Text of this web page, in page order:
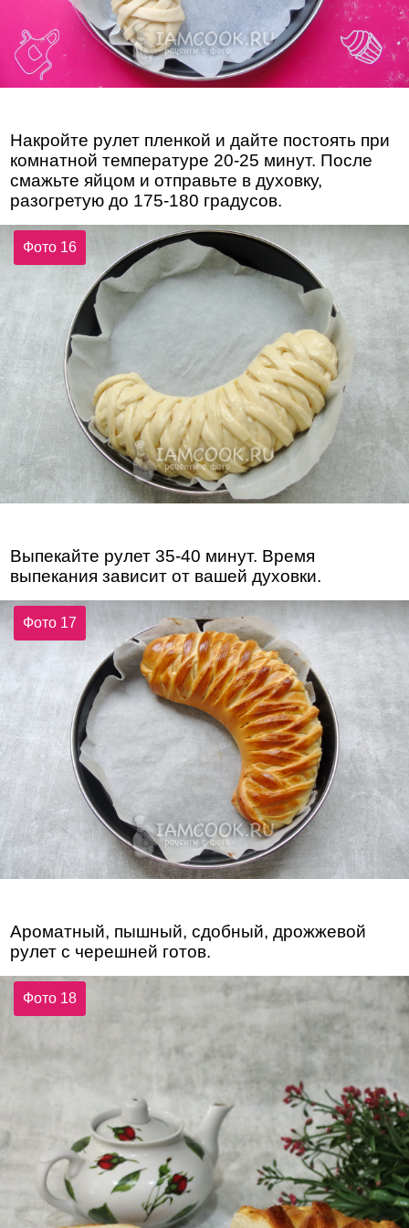
Накройте рулет пленкой и дайте постоять при
комнатной температуре 20-25 минут. После
смажьте яйцом и отправьте в духовку,
разогретую до 175-180 градусов.
Фото 16
Выпекайте рулет 35-40 минут. Время
выпекания зависит от вашей духовки.
Фото 17
Ароматный, пышный, сдобный, дрожжевой
рулет с черешней готов.
Фото 18